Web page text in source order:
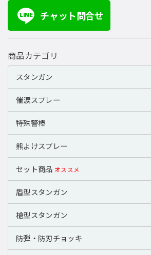
LINE チャット問合せ
商品カテゴリ
スタンガン
催涙スプレー
特殊警棒
熊よけスプレー
セット商品 オススメ
盾型スタンガン
槍型スタンガン
防弾・防刃チョッキ